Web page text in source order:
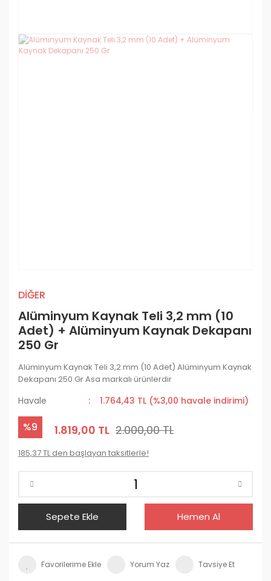
DİĞER
Alüminyum Kaynak Teli 3,2 mm (10
Adet) + Alüminyum Kaynak Dekapanı
250 Gr
Alüminyum Kaynak Teli 3,2 mm (10 Adet) Alüminyum Kaynak
Dekapanı 250 Gr Asa markalı ürünlerdir
Havale 1.764,43 TL (%3,00 havale indirimi)
%9 1.819,00 TL 2.000,00 TL
185,37 TL den başlayan taksitlerle!
Sepete Ekle Hemen Al
Yorum Yaz Tavsiye Et